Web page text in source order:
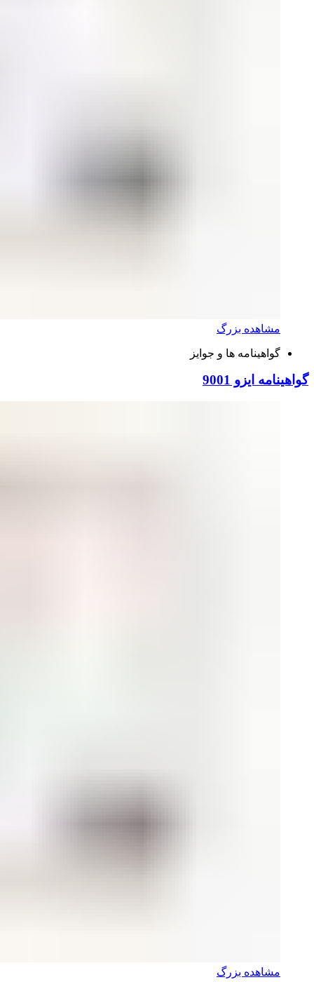
مشاهده بزرگ
گواهینامه ها و جوایز
گواهینامه ایزو 9001
مشاهده بزرگ